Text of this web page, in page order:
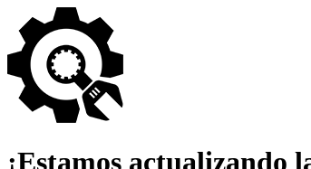
¡Estamos actualizando